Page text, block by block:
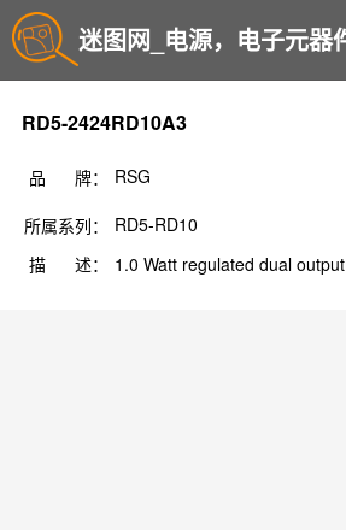
迷图网_电源，电子元器
RD5-2424RD10A3
品 牌： RSG
所属系列：
RD5-RD10
描 述：
1.0 Watt regulated dual output